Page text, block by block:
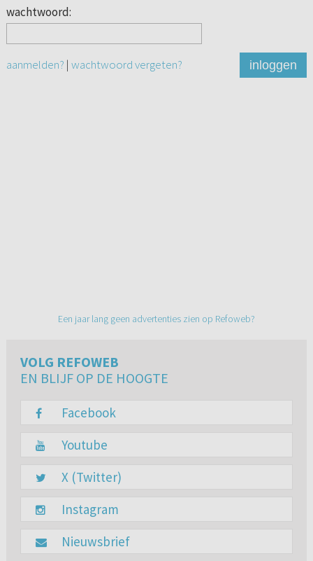
wachtwoord:
aanmelden? | wachtwoord vergeten? inloggen
Een jaar lang geen advertenties zien op Refoweb?
VOLG REFOWEB
EN BLIJF OP DE HOOGTE
Facebook
Youtube
X (Twitter)
Instagram
Nieuwsbrief